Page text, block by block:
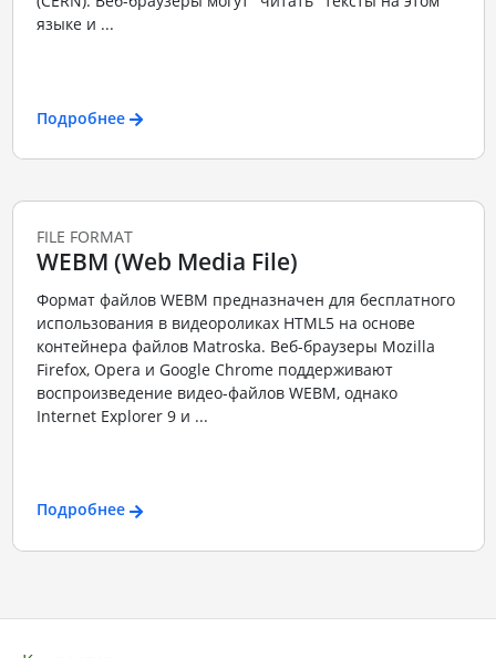
языке и ...
Подробнее
FILE FORMAT
WEBM (Web Media File)
Формат файлов WEBM предназначен для бесплатного
использования в видеороликах HTML5 на основе
контейнера файлов Matroska. Веб-браузеры Mozilla
Firefox, Opera и Google Chrome поддерживают
воспроизведение видео-файлов WEBM, однако
Internet Explorer 9 и ...
Подробнее